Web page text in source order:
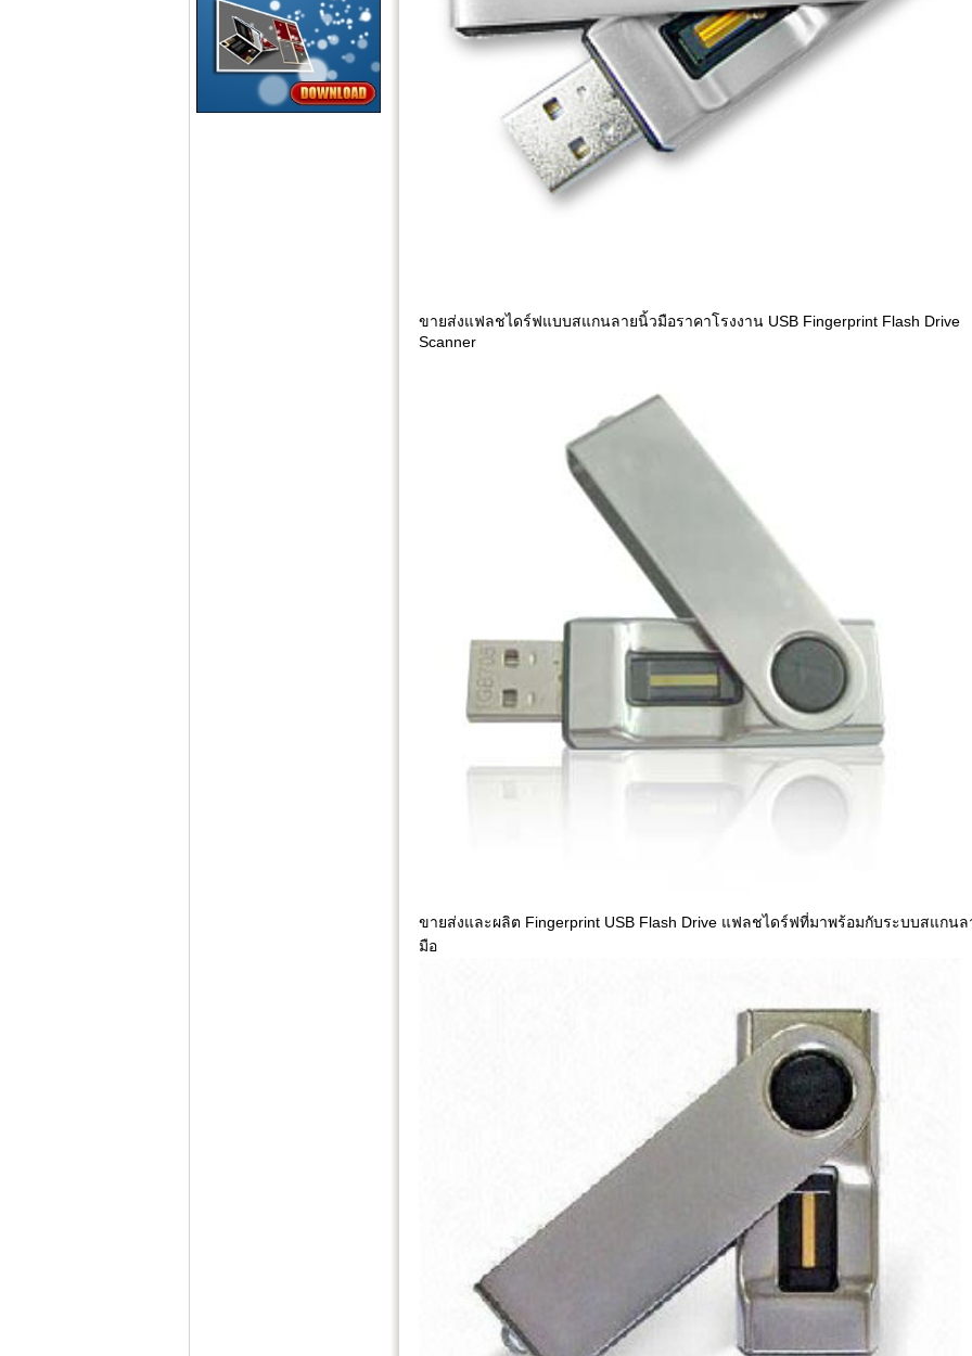
ขายส่งแฟลชไดร์ฟแบบสแกนลายนิ้วมือราคาโรงงาน USB Fingerprint Flash Drive
Scanner
ขายส่งและผลิต Fingerprint USB Flash Drive แฟลชไดร์ฟที่มาพร้อมกับระบบสแกนล
มือ